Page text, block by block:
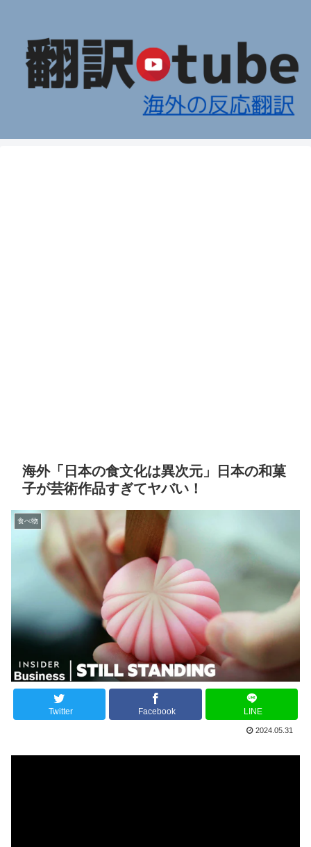
海外「日本の食文化は異次元」日本の和菓
子が芸術作品すぎてヤバい！
食べ物
Twitter Facebook LINE
2024.05.31